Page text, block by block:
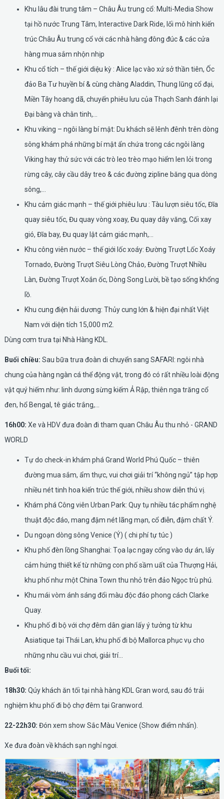
Khu lâu đài trung tâm – Châu Âu trung cổ: Multi-Media Show
tại hồ nước Trung Tâm, Interactive Dark Ride, lối mô hình kiến
trúc Châu Âu trung cổ với các nhà hàng đông đúc & các cửa
hàng mua sắm nhộn nhịp
Khu cổ tích – thế giới diệu kỳ : Alice lạc vào xứ sở thần tiên, Ốc
đảo Ba Tư huyền bí & cùng chàng Aladdin, Thung lũng cổ đại,
Miền Tây hoang dã, chuyến phiêu lưu của Thạch Sanh đánh lại
Đại bàng và chằn tinh,…
Khu viking – ngôi làng bí mật: Du khách sẽ lênh đênh trên dòng
sông khám phá những bí mật ẩn chứa trong các ngôi làng
Viking hay thử sức với các trò leo trèo mạo hiểm len lỏi trong
rừng cây, cây cầu dây treo & các đường zipline băng qua dòng
sông,...
Khu cảm giác mạnh – thế giới phiêu lưu : Tàu lượn siêu tốc, Đĩa
quay siêu tốc, Đu quay vòng xoay, Đu quay dây văng, Cối xay
gió, Đĩa bay, Đu quay lật cảm giác mạnh,…
Khu công viên nước – thế giới lốc xoáy: Đường Trượt Lốc Xoáy
Tornado, Đường Trượt Siêu Lòng Chảo, Đường Trượt Nhiều
Làn, Đường Trượt Xoắn ốc, Dòng Song Lười, bề tạo sống khổng
lồ.
Khu cung điện hải dương: Thủy cung lớn & hiện đại nhất Việt
Nam với diện tích 15,000 m2.
Dùng cơm trưa tại Nhà Hàng KDL.
Buổi chiều: Sau bữa trưa đoàn di chuyển sang SAFARI: ngôi nhà
chung của hàng ngàn cá thể động vật, trong đó có rất nhiều loài động
vật quý hiếm như: linh dương sừng kiếm Ả Rập, thiên nga trăng cổ
đen, hổ Bengal, tê giác trắng,…
16h00: Xe và HDV đưa đoàn đi tham quan Châu Âu thu nhỏ - GRAND
WORLD
Tự do check-in khám phá Grand World Phú Quốc – thiên
đường mua sắm, ẩm thực, vui chơi giải trí “không ngủ” tập hợp
nhiều nét tinh hoa kiến trúc thế giới, nhiều show diễn thú vị.
Khám phá Công viên Urban Park: Quy tụ nhiều tác phẩm nghệ
thuật độc đáo, mang đậm nét lãng mạn, cổ điễn, đậm chất Ý.
Du ngoạn dòng sông Venice (Ý) ( chi phí tự túc )
Khu phố đèn lồng Shanghai: Tọa lạc ngay cổng vào dự án, lấy
cảm hứng thiết kế từ những con phố sầm uất của Thượng Hải,
khu phố như một China Town thu nhỏ trên đảo Ngọc trù phú.
Khu mái vòm ánh sáng đổi màu độc đáo phong cách Clarke
Quay.
Khu phố đi bộ với chợ đêm dân gian lấy ý tưởng từ khu
Asiatique tại Thái Lan, khu phố đi bộ Mallorca phục vụ cho
những nhu cầu vui chơi, giải trí…
Buổi tối:
18h30: Qúy khách ăn tối tại nhà hàng KDL Gran word, sau đó trải
nghiệm khu phố đi bộ chợ đêm tại Granword.
22-22h30: Đón xem show Sắc Màu Venice (Show điểm nhấn).
Xe đưa đoàn về khách sạn nghỉ ngơi.